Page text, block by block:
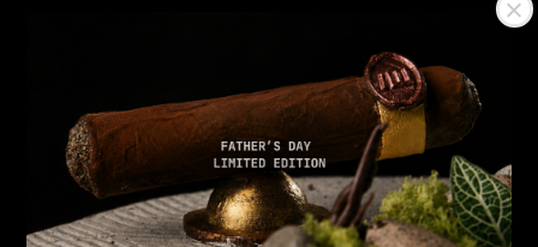
NT$ 99
NT$ 199
- +
加入購物車